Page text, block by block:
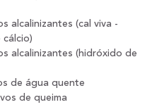
alcalinizantes (cal viva -
alcalinizantes (hidróxido de
de água quente
de queima